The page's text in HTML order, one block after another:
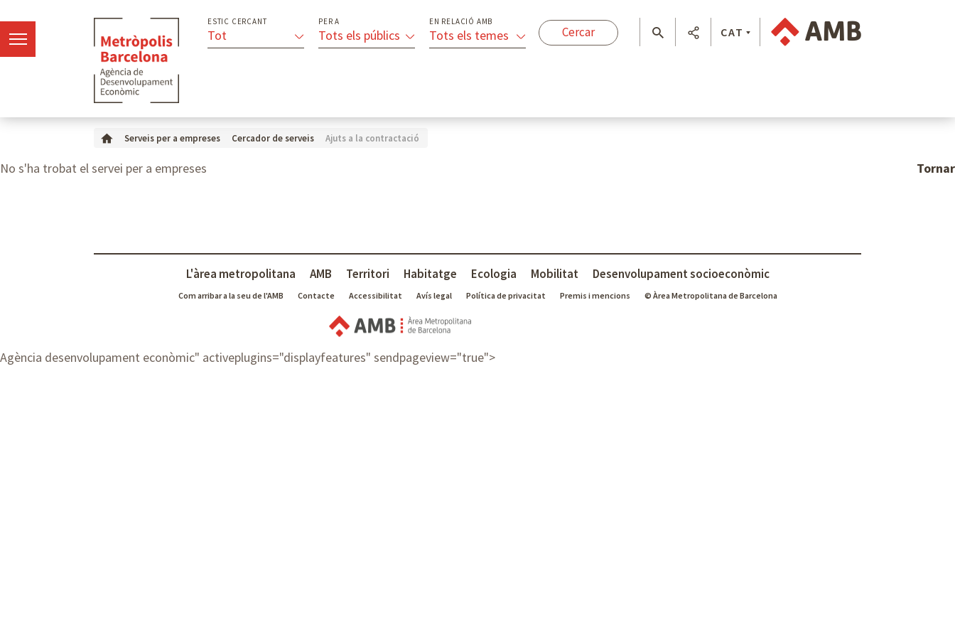
ESTIC CERCANT
Tot
PER A
Tots els públics
EN RELACIÓ AMB
Tots els temes CAT
Serveis per a empreses Cercador de serveis Ajuts a la contractació
Tornar
No s'ha trobat el servei per a empreses
L'àrea metropolitana AMB Territori Habitatge Ecologia Mobilitat Desenvolupament socioeconòmic
Com arribar a la seu de l'AMB Contacte Accessibilitat Avís legal Política de privacitat Premis i mencions © Àrea Metropolitana de Barcelona
Agència desenvolupament econòmic" activeplugins="displayfeatures" sendpageview="true">